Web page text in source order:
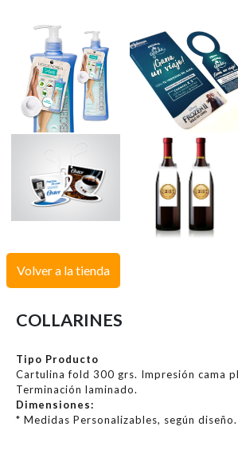
Volver a la tienda
COLLARINES
Tipo Producto
Cartulina fold 300 grs. Impresión cama
Terminación laminado.
Dimensiones:
* Medidas Personalizables, según diseño.